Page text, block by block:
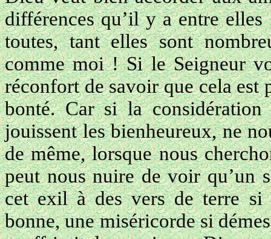
différences qu’il y a entre
toutes, tant elles sont
comme moi ! Si le Seigneur
réconfort de savoir que cela est
bonté. Car si la
jouissent les bienheureux, ne
de même, lorsque nous
peut nous nuire de voir qu’un
cet exil à des vers de terre si
bonne, une miséricorde si